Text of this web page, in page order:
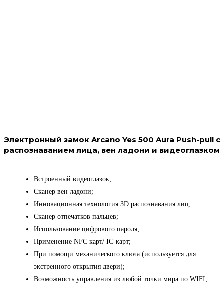
Электронный замок Arcano Yes 500 Aura Push-pull с
распознаванием лица, вен ладони и видеоглазком
Встроенный видеоглазок;
Сканер вен ладони;
Инновационная технология 3D распознавания лиц;
Сканер отпечатков пальцев;
Использование цифрового пароля;
Применение NFC карт/ IC-карт;
При помощи механического ключа (используется для
экстренного открытия двери);
Возможность управления из любой точки мира по WIFI;